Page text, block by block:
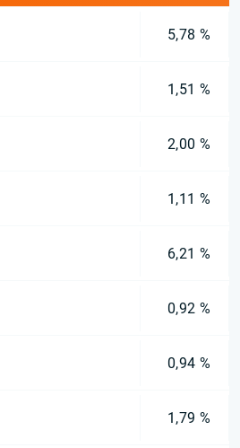
5,78 %
1,51 %
2,00 %
1,11 %
6,21 %
0,92 %
0,94 %
1,79 %